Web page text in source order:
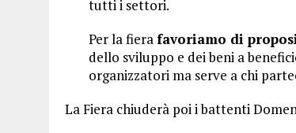
tutti i settori.
Per la fierafavoriamo di
dello sviluppo e dei beni a
organizzatori ma serve a chi
La Fiera chiuderà poi i battenti